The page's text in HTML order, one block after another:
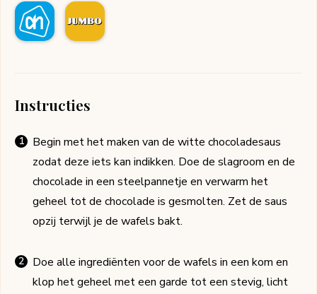
Instructies
Begin met het maken van de witte chocoladesaus
zodat deze iets kan indikken. Doe de slagroom en de
chocolade in een steelpannetje en verwarm het
geheel tot de chocolade is gesmolten. Zet de saus
opzij terwijl je de wafels bakt.
Doe alle ingrediënten voor de wafels in een kom en
klop het geheel met een garde tot een stevig, licht